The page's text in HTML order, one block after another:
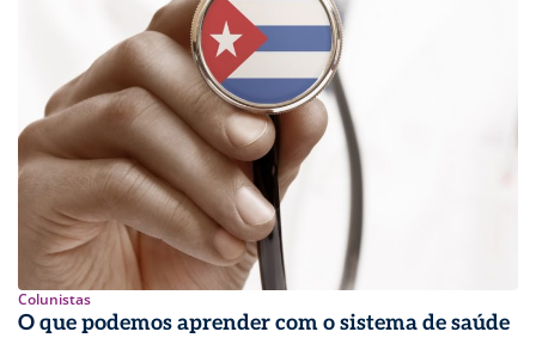
Colunistas
O que podemos aprender com o sistema de saúde